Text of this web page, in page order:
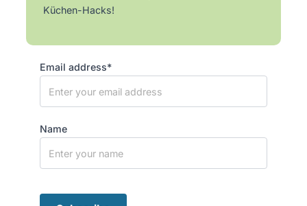
Küchen-Hacks!
Email address*
Name